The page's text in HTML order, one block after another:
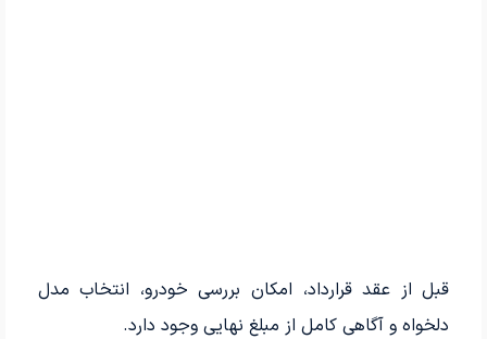
قبل از عقد قرارداد، امکان بررسی خودرو، انتخاب مدل
دلخواه و آگاهی کامل از مبلغ نهایی وجود دارد.